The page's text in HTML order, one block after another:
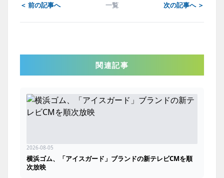
＜ 前の記事へ 一覧 次の記事へ ＞
関連記事
2026-08-05
横浜ゴム、「アイスガード」ブランドの新テレビCMを順
次放映